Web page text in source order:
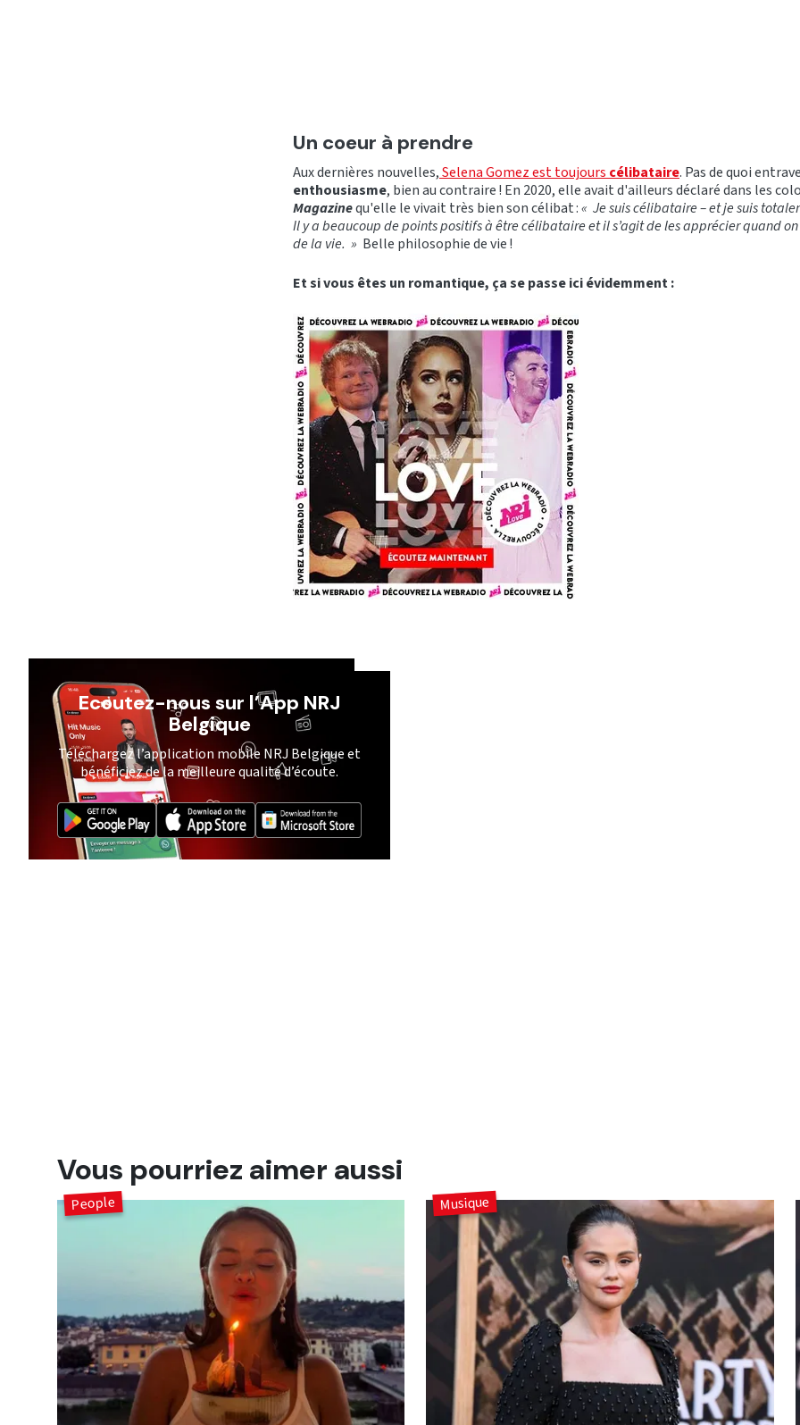
Un coeur à prendre
Aux dernières nouvelles,Selena Gomez est toujours célibataire. Pas de quoi
enthousiasme, bien au contraire ! En 2020, elle avait d'ailleurs déclaré dans les
Magazinequ'elle le vivait très bien son célibat :« Je suis célibataire – et je suis
Il y a beaucoup de points positifs à être célibataire et il s’agit de les apprécier quand
de la vie. » Belle philosophie de vie !
Et si vous êtes un romantique, ça se passe ici évidemment :
Ecoutez-nous sur l’App NRJ
Belgique
Téléchargez l’application mobile NRJ Belgique et
bénéficiez de la meilleure qualité d’écoute.
Vous pourriez aimer aussi
People Musique